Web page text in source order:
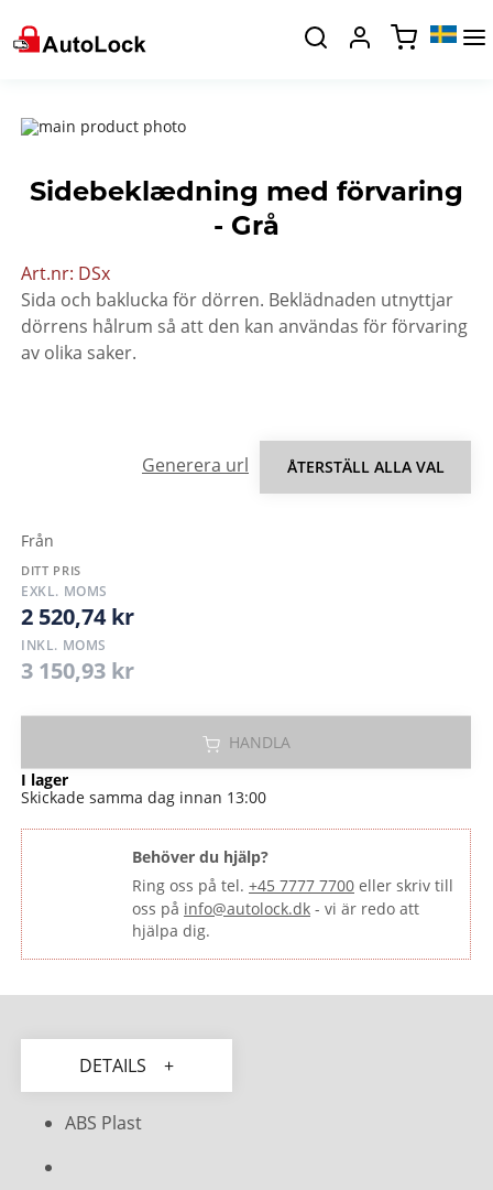
Sidebeklædning med förvaring
- Grå
Art.nr DSx
Sida och baklucka för dörren. Beklädnaden utnyttjar
dörrens hålrum så att den kan användas för förvaring
av olika saker.
ÅTERSTÄLL ALLA VAL
Generera url
Från
3 150,93 kr
2 520,74 kr
DITT PRIS
EXKL. MOMS
2 520,74 kr
INKL. MOMS
3 150,93 kr
HANDLA
I lager
Skickade samma dag innan 13:00
Behöver du hjälp?
Ring oss på tel. +45 7777 7700 eller skriv till
oss på info@autolock.dk - vi är redo att
hjälpa dig.
DETAILS
ABS Plast